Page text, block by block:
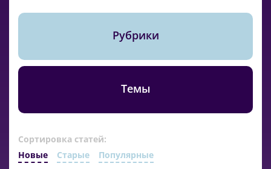
Рубрики
Темы
Сортировка статей:
Новые
Старые Популярные